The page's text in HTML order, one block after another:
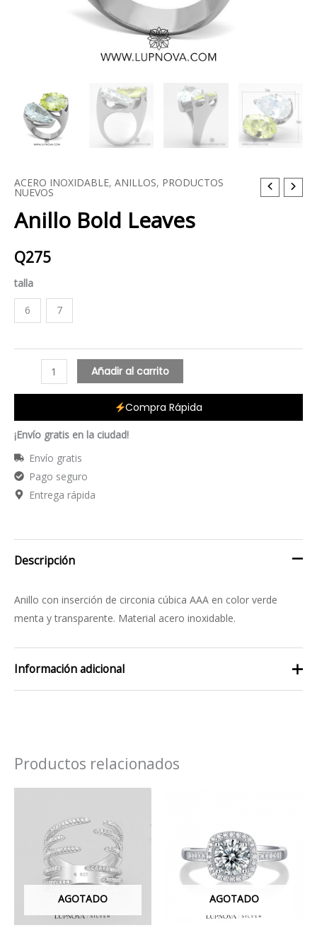
ACERO INOXIDABLE, ANILLOS, PRODUCTOS
NUEVOS
Anillo Bold Leaves
Q275
talla
6 7
Anillo
Leaves
Añadir al carrito
Compra Rápida
¡Envío gratis en la ciudad!
Envío gratis
Pago seguro
Entrega rápida
Descripción
Anillo con inserción de circonia cúbica AAA en color verde
menta y transparente. Material acero inoxidable.
Información adicional
Productos relacionados
AGOTADO AGOTADO